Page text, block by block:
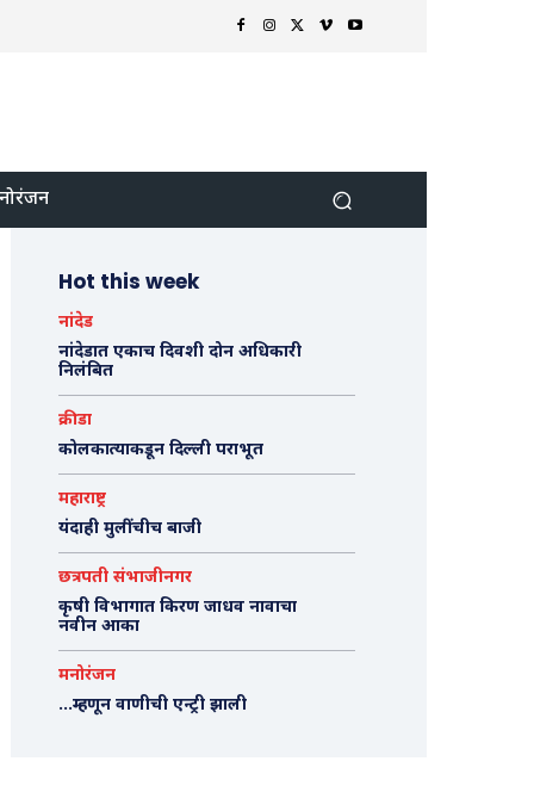
Hot this week
नांदेड
नांदेडात एकाच दिवशी दोन अधिकारी
निलंबित
क्रीडा
कोलकात्याकडून दिल्ली पराभूत
महाराष्ट्र
यंदाही मुलींचीच बाजी
छत्रपती संभाजीनगर
कृषी विभागात किरण जाधव नावाचा
नवीन आका
मनोरंजन
…म्हणून वाणीची एन्ट्री झाली